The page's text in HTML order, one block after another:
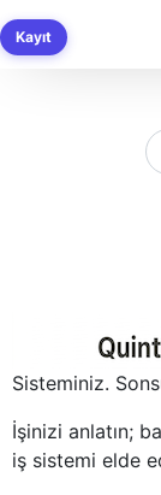
Kayıt
Hazır İş
Sisteminiz.
İşinizi anlatın;
iş sistemi elde